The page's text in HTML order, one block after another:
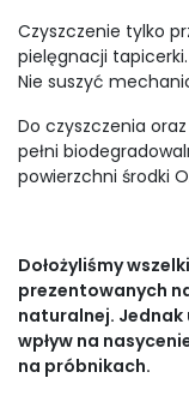
Czyszczenie tylko
pielęgnacji
Nie suszyć
Do czyszczenia
pełni
powierzchni środki
Dołożyliśmy
prezentowanych
naturalnej.
wpływ na
na próbnikach.